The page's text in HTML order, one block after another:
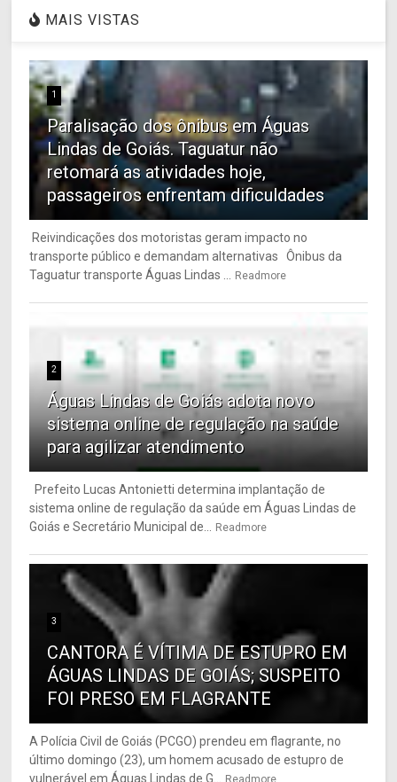
MAIS VISTAS
1
Paralisação dos ônibus em Águas
Lindas de Goiás. Taguatur não
retomará as atividades hoje,
passageiros enfrentam dificuldades
Reivindicações dos motoristas geram impacto no
transporte público e demandam alternativas Ônibus da
Taguatur transporte Águas Lindas ... Readmore
2
Águas Lindas de Goiás adota novo
sistema online de regulação na saúde
para agilizar atendimento
Prefeito Lucas Antonietti determina implantação de
sistema online de regulação da saúde em Águas Lindas de
Goiás e Secretário Municipal de... Readmore
3
CANTORA É VÍTIMA DE ESTUPRO EM
ÁGUAS LINDAS DE GOIÁS; SUSPEITO
FOI PRESO EM FLAGRANTE
A Polícia Civil de Goiás (PCGO) prendeu em flagrante, no
último domingo (23), um homem acusado de estupro de
vulnerável em Águas Lindas de G...